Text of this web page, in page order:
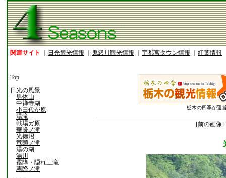
関連サイト 日光観光情報 鬼怒川観光情報 宇都宮タウン情報 紅葉情報
Top
日光の風景
男体山
中禅寺湖
小田代が原
湯滝
戦場ガ原
華厳ノ滝
光徳沼
竜頭ノ滝
湯の湖
湯川
霧降・隠れ三滝
霧降ノ滝
栃木の四季が運
[前の画像]